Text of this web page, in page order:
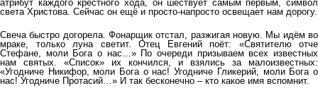
атрибут каждого крестного хода, он шествует самым первым, символ
света Христова. Сейчас он ещё и просто-напросто освещает нам дорогу.
Свеча быстро догорела. Фонарщик отстал, разжигая новую. Мы идём во
мраке, только луна светит. Отец Евгений поёт: «Святителю отче
Стефане, моли Бога о нас…» По очереди призываем всех известных
нам святых. «Список» их кончился, и взялись за малоизвестных:
«Угодниче Никифор, моли Бога о нас! Угодниче Гликерий, моли Бога о
нас! Угодниче Протасий…» И так бесконечно – кто какое имя вспомнит.